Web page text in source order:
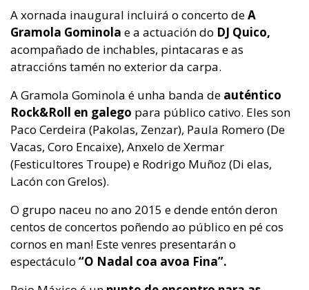
A xornada inaugural incluirá o concerto deA
Gramola Gominola e a actuación do DJ Quico,
acompañado de inchables, pintacaras e as
atraccións tamén no exterior da carpa.
A Gramola Gominola é unha banda de auténtico
Rock&Roll en galego para público cativo. Eles son
Paco Cerdeira (Pakolas, Zenzar), Paula Romero (De
Vacas, Coro Encaixe), Anxelo de Xermar
(Festicultores Troupe) e Rodrigo Muñoz (Di elas,
Lacón con Grelos).
O grupo naceu no ano 2015 e dende entón deron
centos de concertos poñendo ao público en pé cos
cornos en man! Este venres presentarán o
espectáculo “O Nadal coa avoa Fina”.